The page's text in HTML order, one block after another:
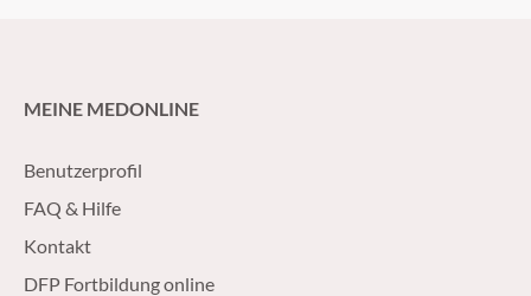
MEINE MEDONLINE
Benutzerprofil
FAQ & Hilfe
Kontakt
DFP Fortbildung online